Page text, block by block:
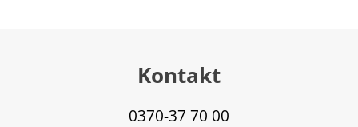
Kontakt
0370-37 70 00